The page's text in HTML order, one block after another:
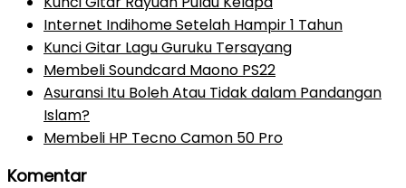
Internet Indihome Setelah Hampir 1 Tahun
Kunci Gitar Lagu Guruku Tersayang
Membeli Soundcard Maono PS22
Asuransi Itu Boleh Atau Tidak dalam Pandangan
Islam?
Membeli HP Tecno Camon 50 Pro
Komentar